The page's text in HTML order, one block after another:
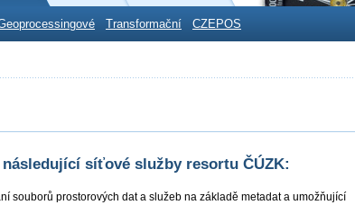
Transformační CZEPOS
síťové služby resortu ČÚZK:
souborů prostorových dat a služeb na základě metadat a umožňující